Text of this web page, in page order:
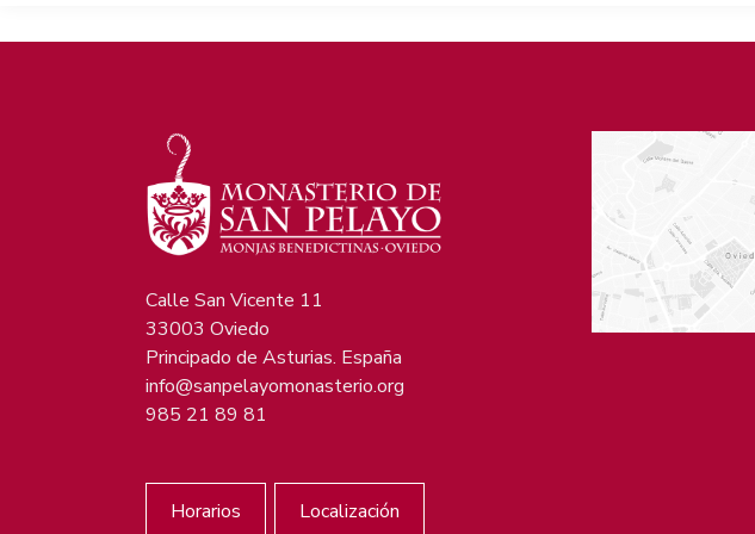
Calle San Vicente 11
33003 Oviedo
Principado de Asturias. España
info@sanpelayomonasterio.org
985 21 89 81
Horarios Localización